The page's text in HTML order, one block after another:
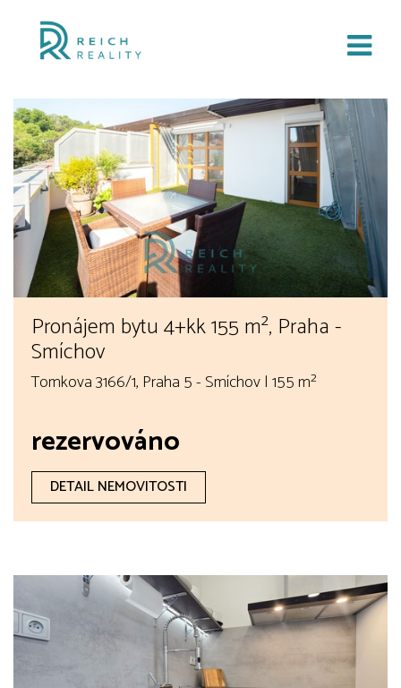
Pronájem bytu 4+kk 155 m², Praha -
Smíchov
Tomkova 3166/1, Praha 5 - Smíchov | 155 m²
rezervováno
DETAIL NEMOVITOSTI